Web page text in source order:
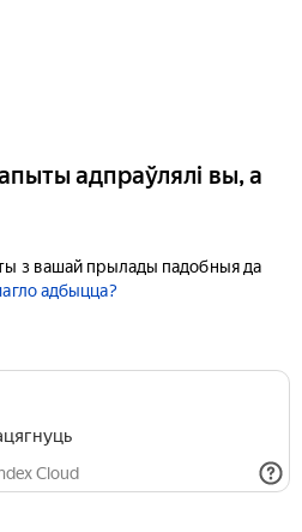
адпраўлялі вы, а
з вашай прылады падобныя да
адбыцца?
Cloud